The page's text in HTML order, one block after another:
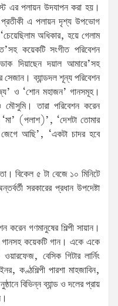
এর পলায়ন উদযাপন করা হয়।
প্রতীকী এ পলায়ন দৃশ্য উপভোগ
অধিকার, হয়ে গেলাম
কয়েকটি সংগীত পরিবেশন
দিয়াছেন দয়াল আমারে’সহ
সেজান। ব্যান্ডদল শূন্য পরিবেশন
ও ‘শোন মহাজন’ গানসমূহ।
তারা পরিবেশন করেন
(পলাশ)’, ‘দেশটা তোমার
আছি’, ‘একটা চাদর হবে
বিকেল ৫ টা বেজে ১০ মিনিটে
সরকারের প্রধান উপদেষ্টা
গণমানুষের শিল্পী সায়ান।
গানসহ কয়েকটি গান। একে একে
বেসিক গিটার লার্নিং
কণ্ঠশিল্পী পারশা মাহজাবিন,
বিভিন্ন ব্যান্ড ও দলের প্রায়